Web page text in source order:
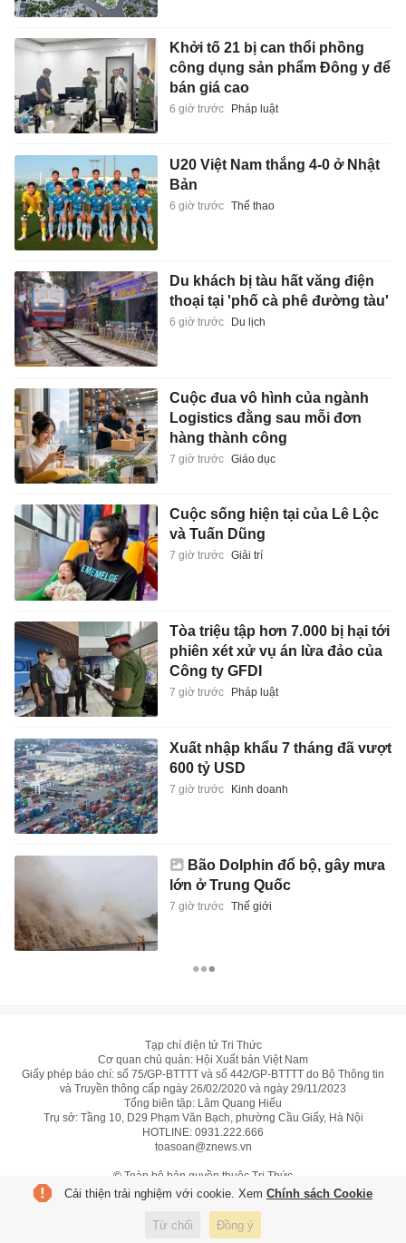
Khởi tố 21 bị can thổi phồng
công dụng sản phẩm Đông y để
bán giá cao
6 giờ trước Pháp luật
U20 Việt Nam thắng 4-0 ở Nhật
Bản
6 giờ trước Thể thao
Du khách bị tàu hất văng điện
thoại tại 'phố cà phê đường tàu'
6 giờ trước Du lịch
Cuộc đua vô hình của ngành
Logistics đằng sau mỗi đơn
hàng thành công
7 giờ trước Giáo dục
Cuộc sống hiện tại của Lê Lộc
và Tuấn Dũng
7 giờ trước Giải trí
Tòa triệu tập hơn 7.000 bị hại tới
phiên xét xử vụ án lừa đảo của
Công ty GFDI
7 giờ trước Pháp luật
Xuất nhập khẩu 7 tháng đã vượt
600 tỷ USD
7 giờ trước Kinh doanh
Bão Dolphin đổ bộ, gây mưa
lớn ở Trung Quốc
7 giờ trước Thế giới
Tạp chí điện tử Tri Thức
Cơ quan chủ quản: Hội Xuất bản Việt Nam
Giấy phép báo chí: số 75/GP-BTTTT và số 442/GP-BTTTT do Bộ Thông tin
và Truyền thông cấp ngày 26/02/2020 và ngày 29/11/2023
Tổng biên tập: Lâm Quang Hiếu
Trụ sở: Tầng 10, D29 Phạm Văn Bạch, phường Cầu Giấy, Hà Nội
HOTLINE: 0931.222.666
toasoan@znews.vn
© Toàn bộ bản quyền thuộc Tri Thức
Cải thiện trải nghiệm với cookie. Xem Chính sách Cookie
Từ chối Đồng ý